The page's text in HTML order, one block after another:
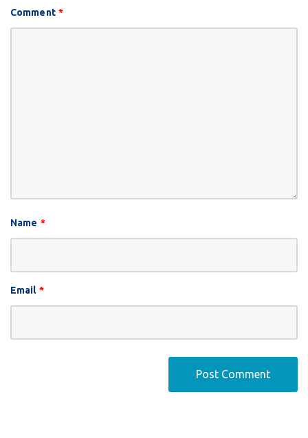
Comment *
Name *
Email *